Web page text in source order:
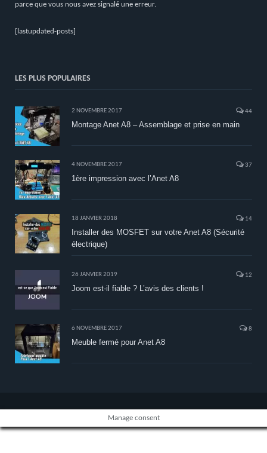
parce que vous nous avez signalé une erreur.
[lastupdated-posts]
LES PLUS POPULAIRES
2 NOVEMBRE 2017 44
Montage Anet A8 – Assemblage et prise en main
4 NOVEMBRE 2017 37
1ère impression avec l’Anet A8
18 JANVIER 2018 14
Installer des MOSFET sur votre Anet A8 (Sécurité
électrique)
26 JANVIER 2019 12
Joom est-il fiable ? L’avis des clients !
6 NOVEMBRE 2017 8
Meuble fermé pour Anet A8
Manage consent